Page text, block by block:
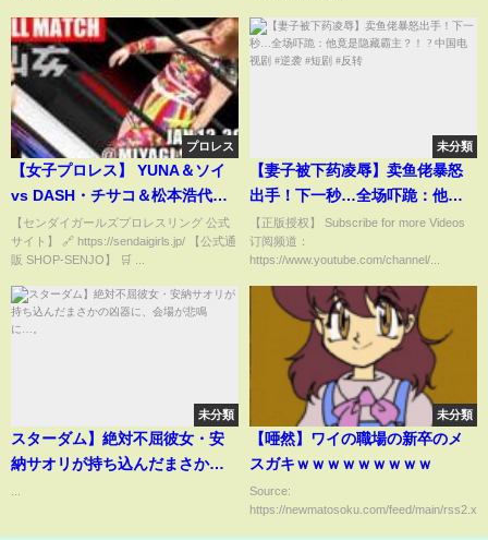
（月）BS11インサイドOUT
プロレス
【女子プロレス】 YUNA＆ソイ
vs DASH・チサコ＆松本浩代＜
令和アルテマパワーズ＞｜2025
年1月12日 宮城・仙台PIT
【センダイガールズプロレスリング 公式
サイト】 🔗 https://sendaigirls.jp/ 【公式通
販 SHOP-SENJO】 🛒 ...
未分類
【妻子被下药凌辱】卖鱼佬暴怒
出手！下一秒…全场吓跪：他竟
是隐藏霸主？！ ? 中国电视剧 #
逆袭 #短剧 #反转
【正版授权】 Subscribe for more Videos
订阅频道：
https://www.youtube.com/channel/...
未分類
スターダム】絶対不屈彼女・安
納サオリが持ち込んだまさかの
未分類
【唖然】ワイの職場の新卒のメ
スガキｗｗｗｗｗｗｗｗｗ
Source:
https://newmatosoku.com/feed/main/